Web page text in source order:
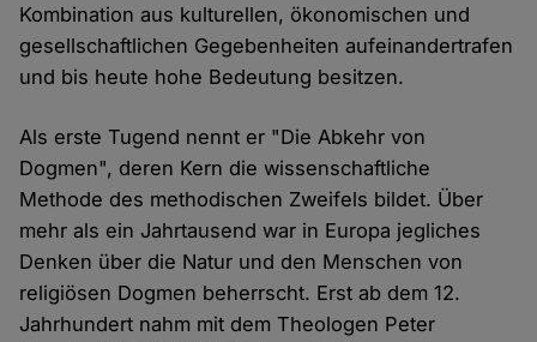
Kombination aus kulturellen, ökonomischen und
gesellschaftlichen Gegebenheiten aufeinandertrafen
und bis heute hohe Bedeutung besitzen.
Als erste Tugend nennt er "Die Abkehr von
Dogmen", deren Kern die wissenschaftliche
Methode des methodischen Zweifels bildet. Über
mehr als ein Jahrtausend war in Europa jegliches
Denken über die Natur und den Menschen von
religiösen Dogmen beherrscht. Erst ab dem 12.
Jahrhundert nahm mit dem Theologen Peter